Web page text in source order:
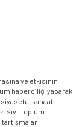
ve etkisinin
haberciliği yaparak
kanaat
Sivil toplum
tartışmalar